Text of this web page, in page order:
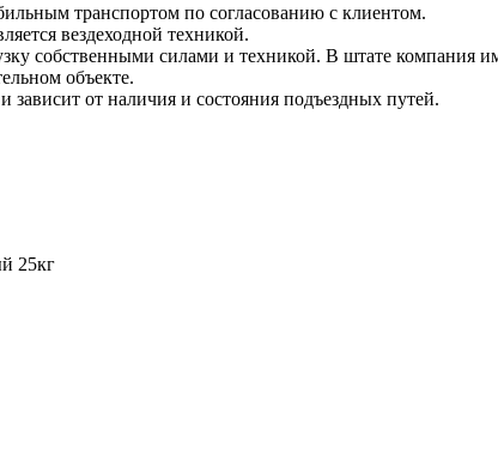
транспортом по согласованию с клиентом.
вездеходной техникой.
собственными силами и техникой. В штате компания
объекте.
зависит от наличия и состояния подъездных путей.
25кг